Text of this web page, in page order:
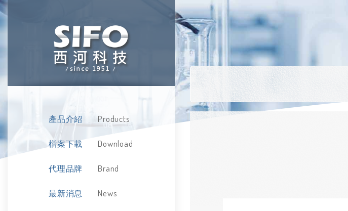
產品介紹 Products
檔案下載 Download
代理品牌 Brand
最新消息 News